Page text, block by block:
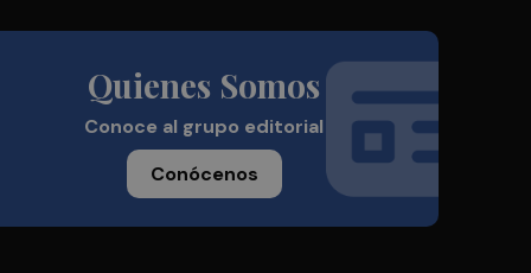
Quienes Somos
Conoce al grupo editorial
Conócenos